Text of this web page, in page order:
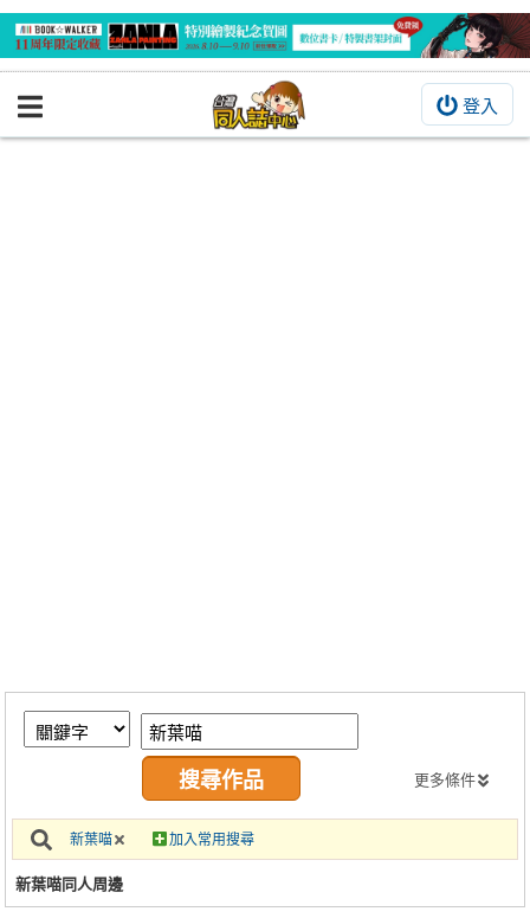
登入
BOOKY書集倉庫
繪圖藝廊
交流中心
攤位轉讓區
會員功能選單
註冊會員
更多條件
新葉喵 加入常用搜尋
新葉喵同人周邊